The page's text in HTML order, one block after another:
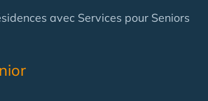
avec Services pour Seniors